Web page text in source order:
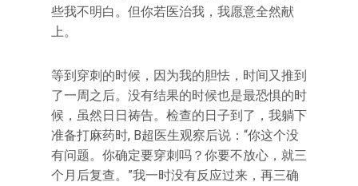
些我不明白。但你若医治我，我愿意全然献
上。
等到穿刺的时候，因为我的胆怯，时间又推到
了一周之后。没有结果的时候也是最恐惧的时
候，虽然日日祷告。检查的日子到了，我躺下
准备打麻药时, B超医生观察后说：“你这个没
有问题。你确定要穿刺吗？你要不放心，就三
个月后复查。”我一时没有反应过来，再三确